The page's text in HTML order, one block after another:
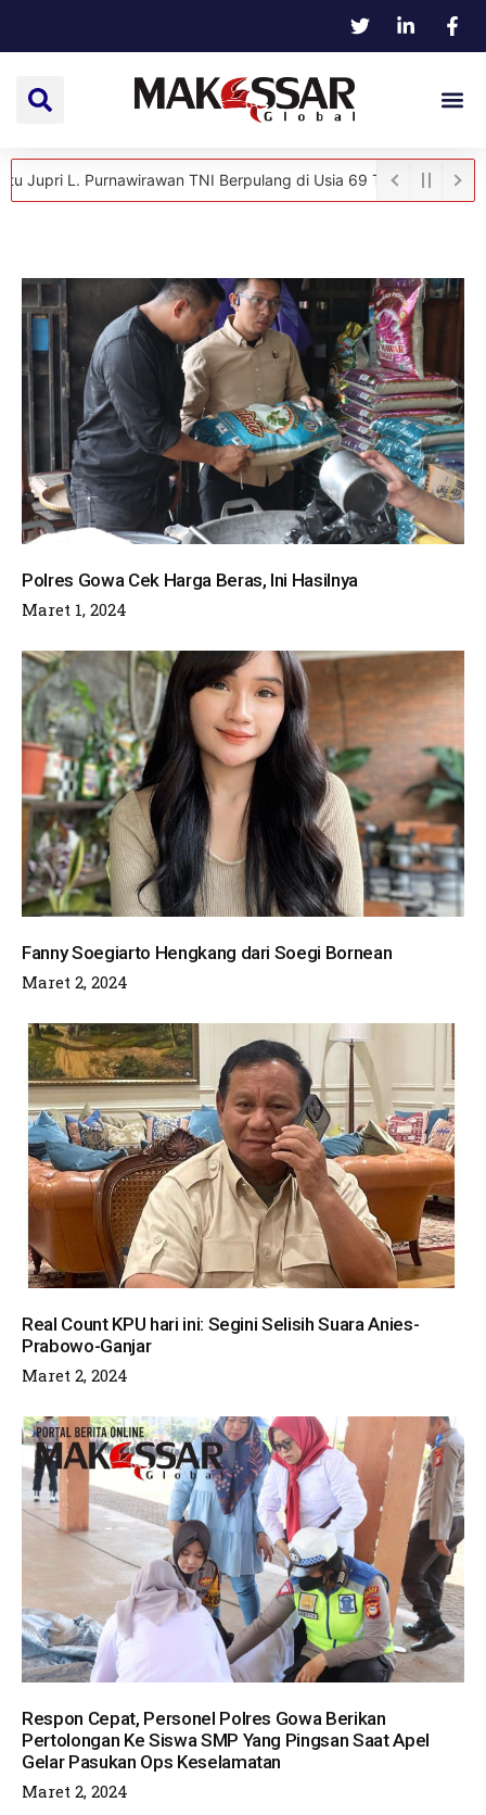
Purnawirawan TNI Berpulang di Usia 69 Tahun Hangat dan
Polres Gowa Cek Harga Beras, Ini Hasilnya
Maret 1, 2024
Fanny Soegiarto Hengkang dari Soegi Bornean
Maret 2, 2024
Real Count KPU hari ini: Segini Selisih Suara Anies-
Prabowo-Ganjar
Maret 2, 2024
Respon Cepat, Personel Polres Gowa Berikan
Pertolongan Ke Siswa SMP Yang Pingsan Saat Apel
Gelar Pasukan Ops Keselamatan
Maret 2, 2024